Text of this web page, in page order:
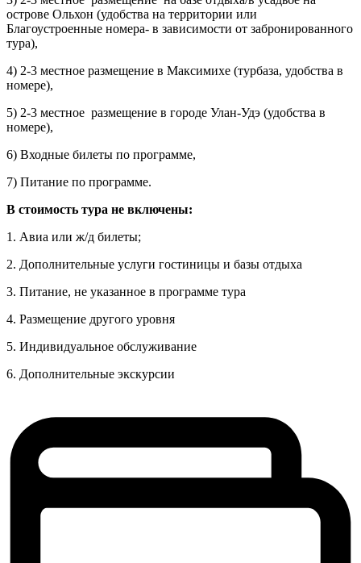
острове Ольхон (удобства на территории или
Благоустроенные номера- в зависимости от забронированного
тура),
4) 2-3 местное размещение в Максимихе (турбаза, удобства в
номере),
5) 2-3 местное размещение в городе Улан-Удэ (удобства в
номере),
6) Входные билеты по программе,
7) Питание по программе.
В стоимость тура не включены:
1. Авиа или ж/д билеты;
2. Дополнительные услуги гостиницы и базы отдыха
3. Питание, не указанное в программе тура
4. Размещение другого уровня
5. Индивидуальное обслуживание
6. Дополнительные экскурсии